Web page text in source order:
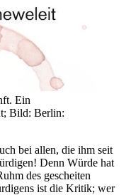
Ein
Bild: Berlin:
bei allen, die ihm seit
Denn Würde hat
des gescheiten
ist die Kritik; wer